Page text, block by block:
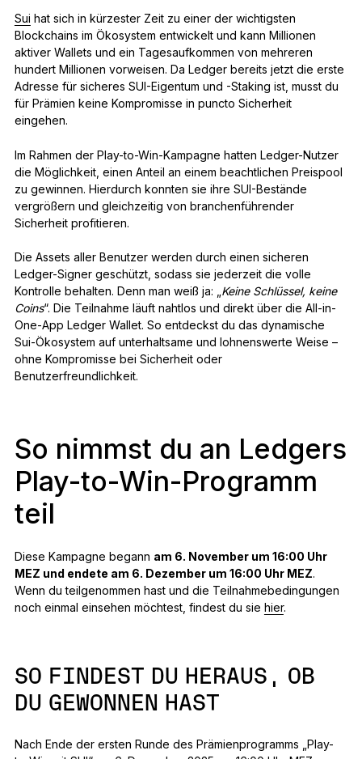
Sui hat sich in kürzester Zeit zu einer der wichtigsten
Blockchains im Ökosystem entwickelt und kann Millionen
aktiver Wallets und ein Tagesaufkommen von mehreren
hundert Millionen vorweisen. Da Ledger bereits jetzt die erste
Adresse für sicheres SUI-Eigentum und -Staking ist, musst du
für Prämien keine Kompromisse in puncto Sicherheit
eingehen.
Im Rahmen der Play-to-Win-Kampagne hatten Ledger-Nutzer
die Möglichkeit, einen Anteil an einem beachtlichen Preispool
zu gewinnen. Hierdurch konnten sie ihre SUI-Bestände
vergrößern und gleichzeitig von branchenführender
Sicherheit profitieren.
Die Assets aller Benutzer werden durch einen sicheren
Ledger-Signer geschützt, sodass sie jederzeit die volle
Kontrolle behalten. Denn man weiß ja: „ Keine Schlüssel, keine
Coins“. Die Teilnahme läuft nahtlos und direkt über die All-in-
One-App Ledger Wallet. So entdeckst du das dynamische
Sui-Ökosystem auf unterhaltsame und lohnenswerte Weise –
ohne Kompromisse bei Sicherheit oder
Benutzerfreundlichkeit.
So nimmst du an Ledgers
Play-to-Win-Programm
teil
Diese Kampagne begann am 6. November um 16:00 Uhr
MEZ und endete am 6. Dezember um 16:00 Uhr MEZ.
Wenn du teilgenommen hast und die Teilnahmebedingungen
noch einmal einsehen möchtest, findest du sie hier.
SO FINDEST DU HERAUS, OB
DU GEWONNEN HAST
Nach Ende der ersten Runde des Prämienprogramms „Play-